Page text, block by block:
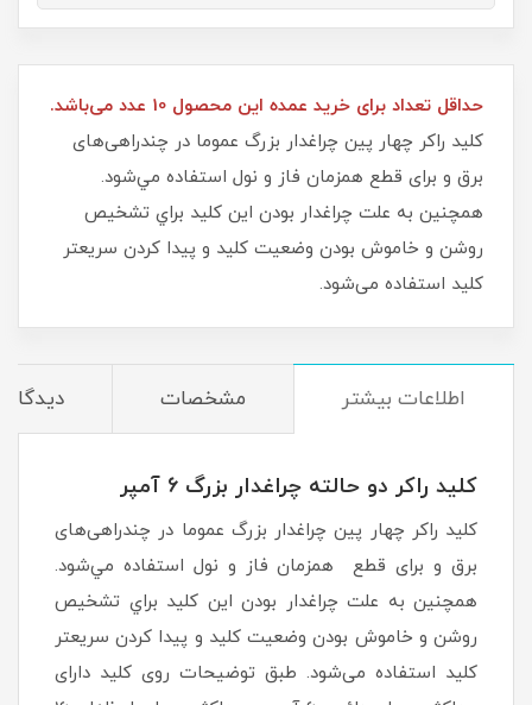
حداقل تعداد برای خرید عمده این محصول 10 عدد می‌باشد.
کلید راکر چهار پين چراغدار بزرگ عموما در چندراهی‌های
برق و برای قطع همزمان فاز و نول استفاده مي‌شود.
همچنين به علت چراغدار بودن اين كليد براي تشخیص
روشن و خاموش بودن وضعیت کلید و پیدا کردن سریعتر
کلید استفاده می‌شود.
اطلاعات بیشتر مشخصات
کلید راکر دو حالته چراغدار بزرگ 6 آمپر
کلید راکر چهار پين چراغدار بزرگ عموما در چندراهی‌های
برق و برای قطع همزمان فاز و نول استفاده مي‌شود.
همچنين به علت چراغدار بودن اين كليد براي تشخیص
روشن و خاموش بودن وضعیت کلید و پیدا کردن سریعتر
کلید استفاده می‌شود. طبق توضیحات روی کلید دارای